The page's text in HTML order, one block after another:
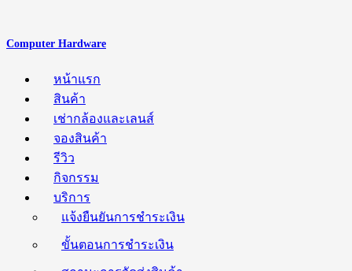
Computer Hardware
หน้าแรก
สินค้า
เช่ากล้องและเลนส์
จองสินค้า
รีวิว
กิจกรรม
บริการ
แจ้งยืนยันการชำระเงิน
ขั้นตอนการชำระเงิน